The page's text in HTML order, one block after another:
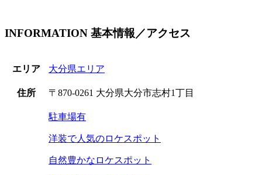
INFORMATION 基本情報／アクセス
エリア 大分県エリア
住所 〒870-0261 大分県大分市志村1丁目
駐車場有
洋装で人気のロケスポット
自然豊かなロケスポット